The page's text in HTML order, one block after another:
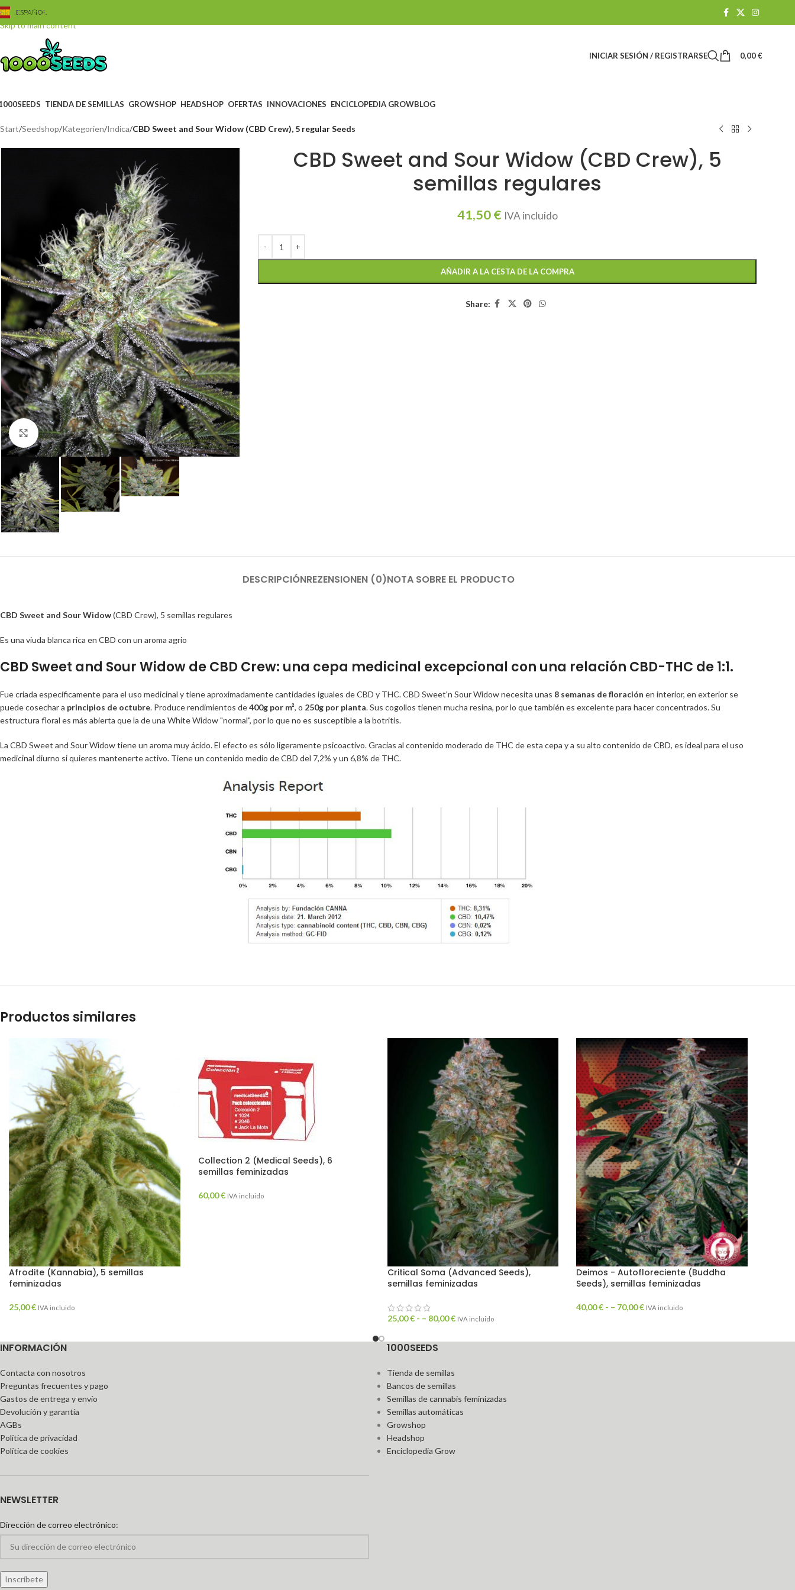
Skip to navigation
Skip to main content
ESPAÑOL
INICIAR SESIÓN / REGISTRARSE 0,00€
TIENDA DE SEMILLAS GROWSHOP HEADSHOP OFERTAS INNOVACIONES ENCICLOPEDIA GROWBLOG
Start/Seedshop/Kategorien/Indica/CBD Sweet and Sour Widow (CBD Crew), 5 regular Seeds
Haga clic para ampliar
CBD Sweet and Sour Widow (CBD Crew), 5
semillas regulares
41,50€ IVA incluido
AÑADIR A LA CESTA DE LA COMPRA
Share:
DESCRIPCIÓNREZENSIONEN (0)NOTA SOBRE EL PRODUCTO
CBD Sweet and Sour Widow(CBD Crew), 5 semillas regulares
Es una viuda blanca rica en CBD con un aroma agrio
CBD Sweet and Sour Widow de CBD Crew: una cepa medicinal excepcional con una relación CBD-THC de 1:1.
Fue criada específicamente para el uso medicinal y tiene aproximadamente cantidades iguales de CBD y THC. CBD Sweet'n Sour Widow necesita unas 8 semanas de floración en interior, en exterior se
puede cosechar a principios de octubre. Produce rendimientos de400g por m², o 250g por planta. Sus cogollos tienen mucha resina, por lo que también es excelente para hacer concentrados. Su
estructura floral es más abierta que la de una White Widow "normal", por lo que no es susceptible a la botritis.
La CBD Sweet and Sour Widow tiene un aroma muy ácido. El efecto es sólo ligeramente psicoactivo. Gracias al contenido moderado de THC de esta cepa y a su alto contenido de CBD, es ideal para el uso
medicinal diurno si quieres mantenerte activo. Tiene un contenido medio de CBD del 7,2% y un 6,8% de THC.
Productos similares
Afrodite (Kannabia), 5 semillas
feminizadas
25,00€ IVA incluido
Collection 2 (Medical Seeds), 6
semillas feminizadas
60,00€ IVA incluido
Critical Soma (Advanced Seeds),
semillas feminizadas
25,00€ - – 80,00€ IVA incluido
Deimos - Autofloreciente (Buddha
Seeds), semillas feminizadas
40,00€ - – 70,00€ IVA incluido
INFORMACIÓN
Contacta con nosotros
Preguntas frecuentes y pago
Gastos de entrega y envío
Devolución y garantía
AGBs
Política de privacidad
Política de cookies
NEWSLETTER
Dirección de correo electrónico:
1000SEEDS
Tienda de semillas
Bancos de semillas
Semillas de cannabis feminizadas
Semillas automáticas
Growshop
Headshop
Enciclopedia Grow